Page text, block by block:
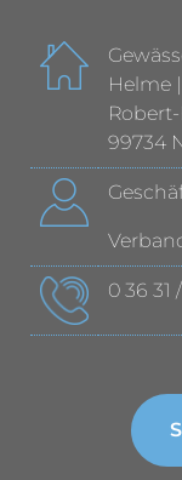
Helme
99734
0 36 31